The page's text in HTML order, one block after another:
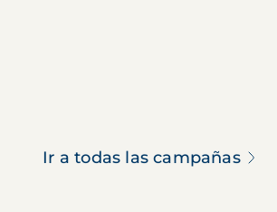
Ir a todas las campañas